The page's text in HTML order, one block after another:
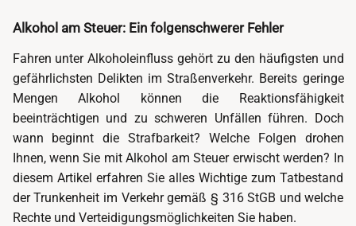
Alkohol am Steuer: Ein folgenschwerer Fehler
Fahren unter Alkoholeinfluss gehört zu den häufigsten und
gefährlichsten Delikten im Straßenverkehr. Bereits geringe
Mengen Alkohol können die Reaktionsfähigkeit
beeinträchtigen und zu schweren Unfällen führen. Doch
wann beginnt die Strafbarkeit? Welche Folgen drohen
Ihnen, wenn Sie mit Alkohol am Steuer erwischt werden? In
diesem Artikel erfahren Sie alles Wichtige zum Tatbestand
der Trunkenheit im Verkehr gemäß § 316 StGB und welche
Rechte und Verteidigungsmöglichkeiten Sie haben.